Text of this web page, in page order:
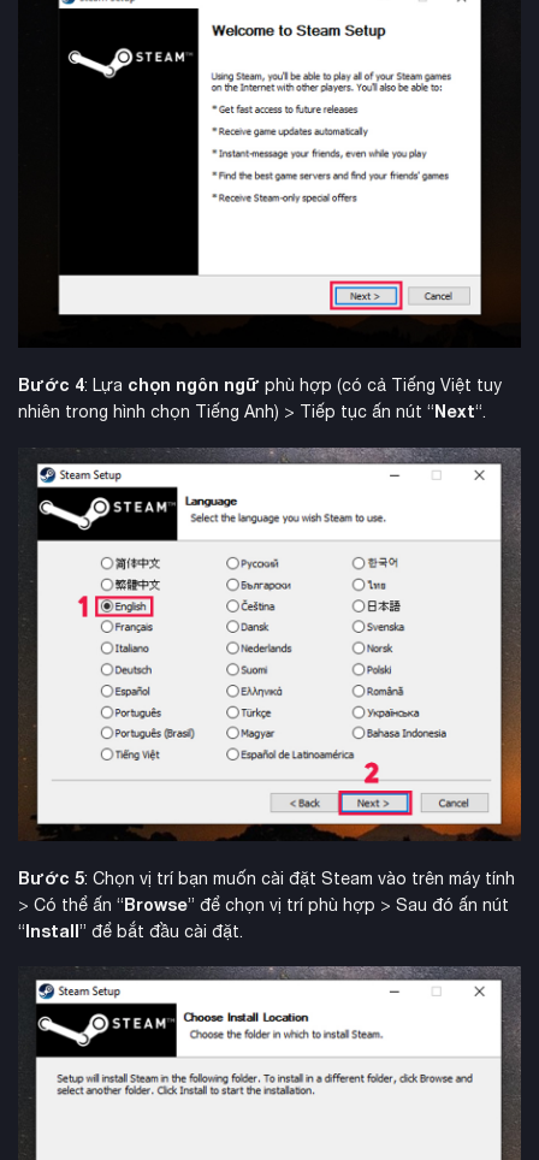
Bước 4: Lựa chọn ngôn ngữ phù hợp (có cả Tiếng Việt tuy
nhiên trong hình chọn Tiếng Anh) > Tiếp tục ấn nút “Next“.
Bước 5: Chọn vị trí bạn muốn cài đặt Steam vào trên máy tính
> Có thể ấn “Browse” để chọn vị trí phù hợp > Sau đó ấn nút
“Install” để bắt đầu cài đặt.